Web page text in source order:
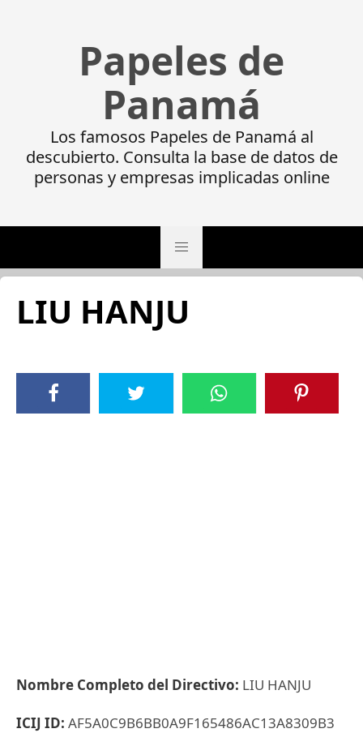
Papeles de
Panamá
Los famosos Papeles de Panamá al
descubierto. Consulta la base de datos de
personas y empresas implicadas online
LIU HANJU
Nombre Completo del Directivo: LIU HANJU
ICIJ ID: AF5A0C9B6BB0A9F165486AC13A8309B3